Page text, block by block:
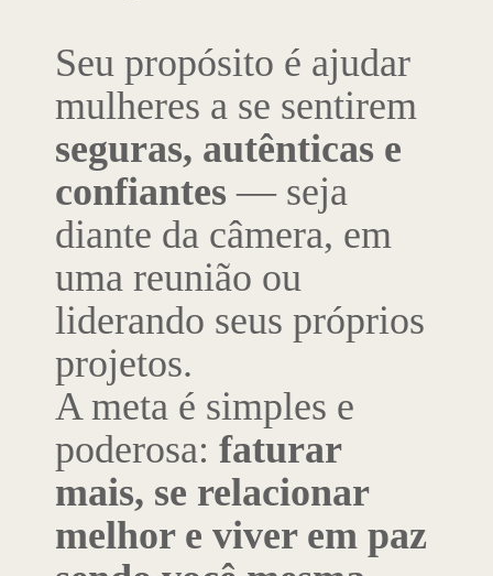
Seu propósito é ajudar
mulheres a se sentirem
seguras, autênticas e
confiantes — seja
diante da câmera, em
uma reunião ou
liderando seus próprios
projetos.
A meta é simples e
poderosa: faturar
mais, se relacionar
melhor e viver em paz